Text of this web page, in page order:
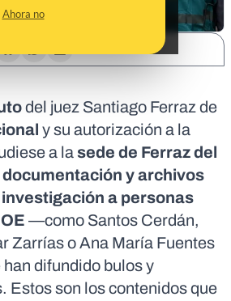
Ahora no
del juez Santiago Ferraz de
y su autorización a la
a lasede de Ferraz del
y archivos
investigación a personas
—como Santos Cerdán,
Zarrías o Ana María Fuentes
difundido bulos y
Estos son los contenidos que